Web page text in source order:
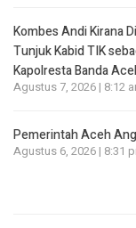
Kombes Andi Kirana
Tunjuk Kabid TIK
Kapolresta Banda
Agustus 7, 2026 | 8:12
Pemerintah Aceh
Agustus 6, 2026 | 8:31